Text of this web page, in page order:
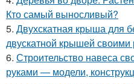
Кто самый выносливый?
5. Двухскатная крыша для
двускатной крышей своими
6. Строительство навеса
руками — модели,